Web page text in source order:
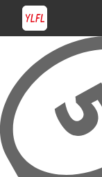
Overslaan naar